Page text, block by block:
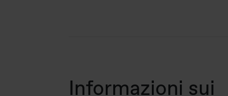
Informazioni sui